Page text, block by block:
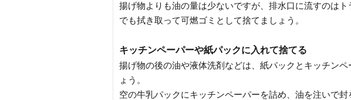
揚げ物よりも油の量は少ないですが、排水口に流すのは
でも拭き取って可燃ゴミとして捨てましょう。
キッチンペーパーや紙パックに入れて捨てる
揚げ物の後の油や液体洗剤などは、紙パックとキッチン
ょう。
空の牛乳パックにキッチンペーパーを詰め、油を注いで